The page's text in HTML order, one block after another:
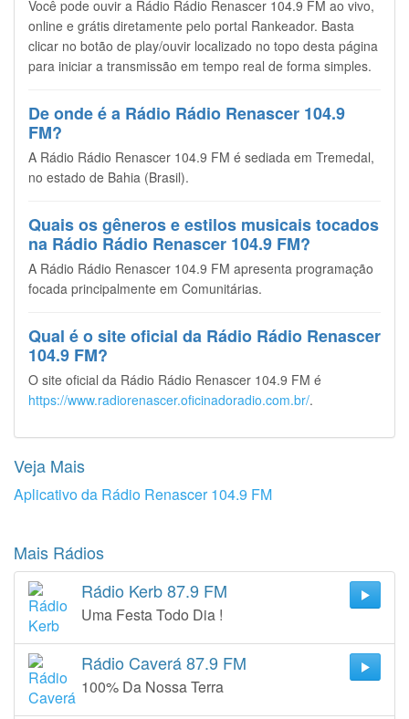
Você pode ouvir a Rádio Rádio Renascer 104.9 FM ao vivo,
online e grátis diretamente pelo portal Rankeador. Basta
clicar no botão de play/ouvir localizado no topo desta página
para iniciar a transmissão em tempo real de forma simples.
De onde é a Rádio Rádio Renascer 104.9
FM?
A Rádio Rádio Renascer 104.9 FM é sediada em Tremedal,
no estado de Bahia (Brasil).
Quais os gêneros e estilos musicais tocados
na Rádio Rádio Renascer 104.9 FM?
A Rádio Rádio Renascer 104.9 FM apresenta programação
focada principalmente em Comunitárias.
Qual é o site oficial da Rádio Rádio Renascer
104.9 FM?
O site oficial da Rádio Rádio Renascer 104.9 FM é
https://www.radiorenascer.oficinadoradio.com.br/.
Veja Mais
Aplicativo da Rádio Renascer 104.9 FM
Mais Rádios
Rádio Kerb 87.9 FM
Uma Festa Todo Dia !
Rádio Caverá 87.9 FM
100% Da Nossa Terra